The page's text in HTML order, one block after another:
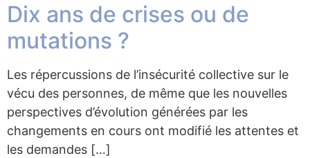
Dix ans de crises ou de
mutations ?
Les répercussions de l’insécurité collective sur le
vécu des personnes, de même que les nouvelles
perspectives d’évolution générées par les
changements en cours ont modifié les attentes et
les demandes […]